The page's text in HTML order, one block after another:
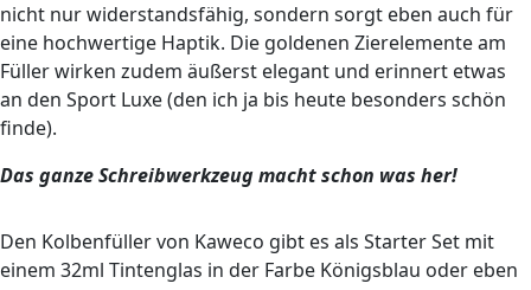
nicht nur widerstandsfähig, sondern sorgt eben auch für
eine hochwertige Haptik. Die goldenen Zierelemente am
Füller wirken zudem äußerst elegant und erinnert etwas
an den Sport Luxe (den ich ja bis heute besonders schön
finde).
Das ganze Schreibwerkzeug macht schon was her!
Den Kolbenfüller von Kaweco gibt es als Starter Set mit
einem 32ml Tintenglas in der Farbe Königsblau oder eben